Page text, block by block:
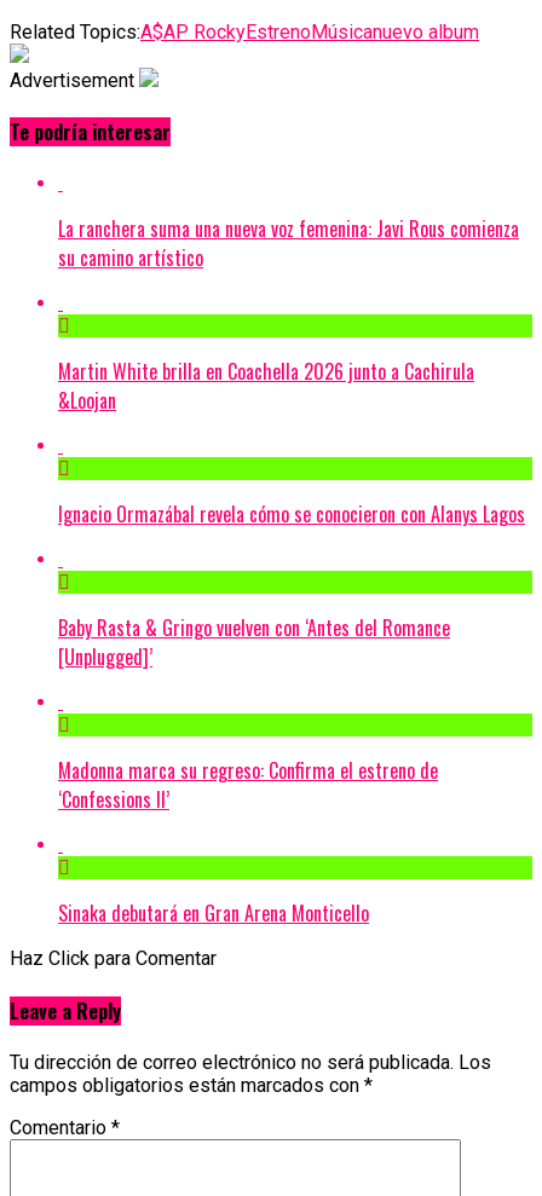
Related Topics:A$AP RockyEstrenoMúsicanuevo album
Advertisement
Te podría interesar
La ranchera suma una nueva voz femenina: Javi Rous comienza
su camino artístico
Martin White brilla en Coachella 2026 junto a Cachirula
&Loojan
Ignacio Ormazábal revela cómo se conocieron con Alanys Lagos
Baby Rasta & Gringo vuelven con ‘Antes del Romance
[Unplugged]’
Madonna marca su regreso: Confirma el estreno de
‘Confessions II’
Sinaka debutará en Gran Arena Monticello
Haz Click para Comentar
Leave a Reply
Tu dirección de correo electrónico no será publicada. Los
campos obligatorios están marcados con *
Comentario *